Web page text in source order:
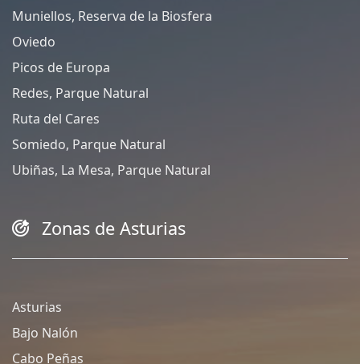
Muniellos, Reserva de la Biosfera
Oviedo
Picos de Europa
Redes, Parque Natural
Ruta del Cares
Somiedo, Parque Natural
Ubiñas, La Mesa, Parque Natural
Zonas de Asturias
Asturias
Bajo Nalón
Cabo Peñas